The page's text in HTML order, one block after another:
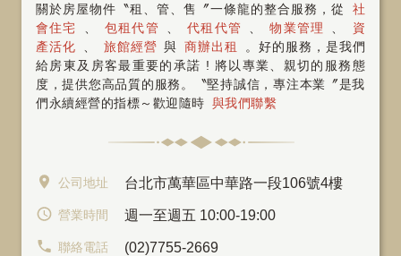
關於房屋物件〝租、管、售〞一條龍的整合服務，從
社
會住宅
包租代管 代租代管 物業管理
資
產活化
旅館經營 與 商辦出租
。好的服務，是我們
給房東及房客最重要的承諾 ! 將以專業、親切的服務態
度，提供您高品質的服務。〝堅持誠信，專注本業〞是我
們永續經營的指標～歡迎隨時 與我們聯繫
公司地址 台北市萬華區中華路一段106號4樓
營業時間 週一至週五 10:00-19:00
聯絡電話 (02)7755-2669